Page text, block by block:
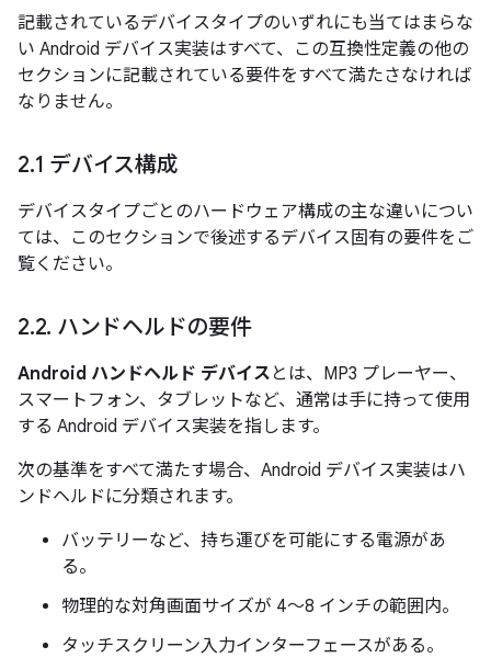
記載されているデバイスタイプのいずれにも当てはまらな
い Android デバイス実装はすべて、この互換性定義の他の
セクションに記載されている要件をすべて満たさなければ
なりません。
2.1 デバイス構成
デバイスタイプごとのハードウェア構成の主な違いについ
ては、このセクションで後述するデバイス固有の要件をご
覧ください。
2.2. ハンドヘルドの要件
Android ハンドヘルド デバイス とは、MP3 プレーヤー、
スマートフォン、タブレットなど、通常は手に持って使用
する Android デバイス実装を指します。
次の基準をすべて満たす場合、Android デバイス実装はハ
ンドヘルドに分類されます。
バッテリーなど、持ち運びを可能にする電源があ
る。
物理的な対角画面サイズが 4～8 インチの範囲内。
タッチスクリーン入力インターフェースがある。